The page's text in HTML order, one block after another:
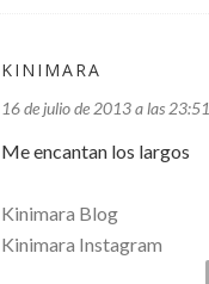
KINIMARA
16 de julio de 2013 a las 23:51
Me encantan los largos
Kinimara Blog
Kinimara Instagram